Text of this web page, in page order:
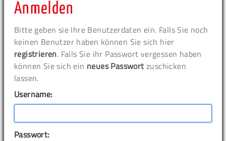
Anmelden
Bitte geben sie Ihre Benutzerdaten ein. Falls Sie noch
keinen Benutzer haben können Sie sich hier
registrieren. Falls Sie ihr Passwort vergessen haben
können Sie sich ein neues Passwort zuschicken
lassen.
Username:
Passwort: